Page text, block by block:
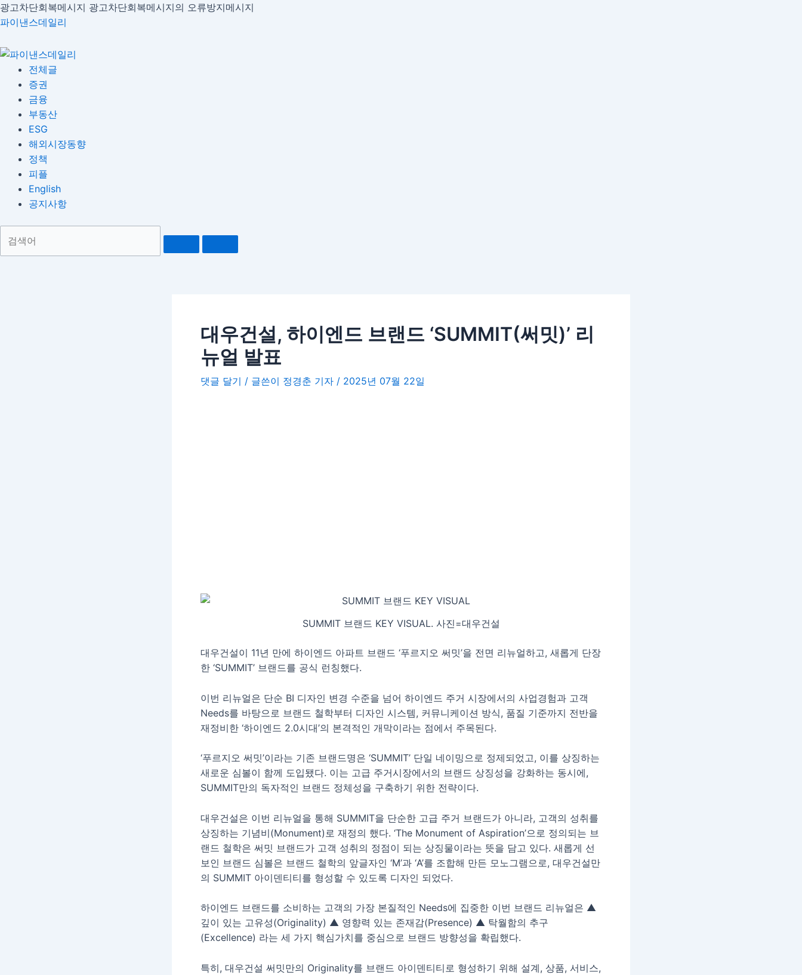
광고차단회복메시지 광고차단회복메시지의 오류방지메시지
파이낸스데일리
Menu
전체글
증권
금융
부동산
ESG
해외시장동향
정책
피플
English
공지사항
대우건설, 하이엔드 브랜드 ‘SUMMIT(써밋)’ 리
뉴얼 발표
댓글 달기 / 글쓴이 정경춘 기자 / 2025년 07월 22일
SUMMIT 브랜드 KEY VISUAL. 사진=대우건설
대우건설이 11년 만에 하이엔드 아파트 브랜드 ‘푸르지오 써밋’을 전면 리뉴얼하고, 새롭게 단장
한 ‘SUMMIT’ 브랜드를 공식 런칭했다.
이번 리뉴얼은 단순 BI 디자인 변경 수준을 넘어 하이엔드 주거 시장에서의 사업경험과 고객
Needs를 바탕으로 브랜드 철학부터 디자인 시스템, 커뮤니케이션 방식, 품질 기준까지 전반을
재정비한 ‘하이엔드 2.0시대’의 본격적인 개막이라는 점에서 주목된다.
‘푸르지오 써밋’이라는 기존 브랜드명은 ‘SUMMIT’ 단일 네이밍으로 정제되었고, 이를 상징하는
새로운 심볼이 함께 도입됐다. 이는 고급 주거시장에서의 브랜드 상징성을 강화하는 동시에,
SUMMIT만의 독자적인 브랜드 정체성을 구축하기 위한 전략이다.
대우건설은 이번 리뉴얼을 통해 SUMMIT을 단순한 고급 주거 브랜드가 아니라, 고객의 성취를
상징하는 기념비(Monument)로 재정의 했다. ‘The Monument of Aspiration’으로 정의되는 브
랜드 철학은 써밋 브랜드가 고객 성취의 정점이 되는 상징물이라는 뜻을 담고 있다. 새롭게 선
보인 브랜드 심볼은 브랜드 철학의 앞글자인 ‘M’과 ‘A’를 조합해 만든 모노그램으로, 대우건설만
의 SUMMIT 아이덴티티를 형성할 수 있도록 디자인 되었다.
하이엔드 브랜드를 소비하는 고객의 가장 본질적인 Needs에 집중한 이번 브랜드 리뉴얼은 ▲
깊이 있는 고유성(Originality) ▲ 영향력 있는 존재감(Presence) ▲ 탁월함의 추구
(Excellence) 라는 세 가지 핵심가치를 중심으로 브랜드 방향성을 확립했다.
특히, 대우건설 써밋만의 Originality를 브랜드 아이덴티티로 형성하기 위해 설계, 상품, 서비스,